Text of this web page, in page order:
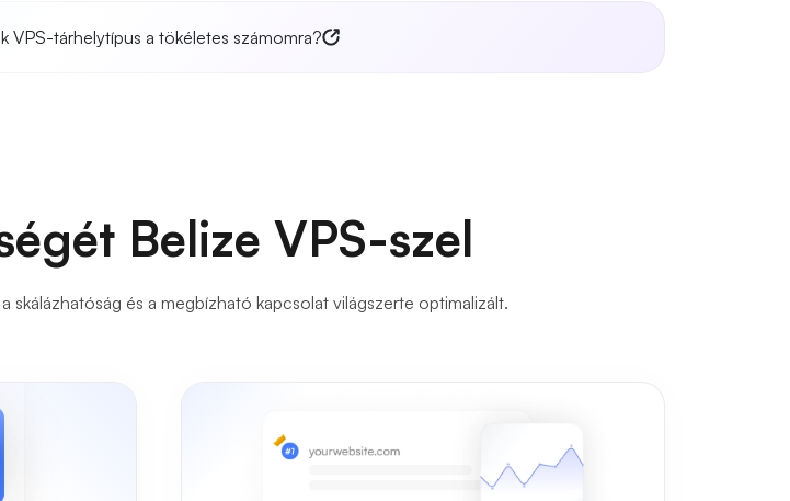
VPS-tárhelytípus a tökéletes számomra?
Belize VPS-szel
skálázhatóság és a megbízható kapcsolat világszerte optimalizált.